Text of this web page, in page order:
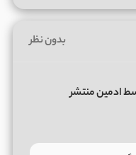
بدون نظر
ادمین منتشر